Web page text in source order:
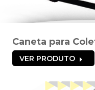
Caneta para
VER PRODUTO